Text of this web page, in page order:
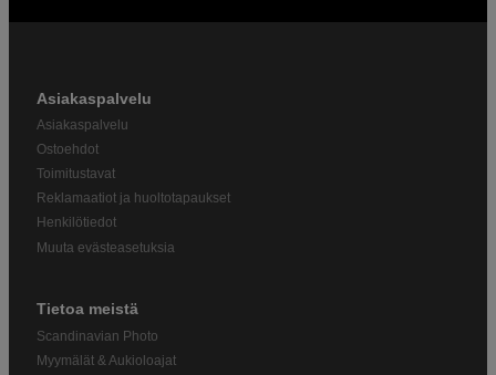
Asiakaspalvelu
Asiakaspalvelu
Ostoehdot
Toimitustavat
Reklamaatiot ja huoltotapaukset
Henkilötiedot
Muuta evästeasetuksia
Tietoa meistä
Scandinavian Photo
Myymälät & Aukioloajat